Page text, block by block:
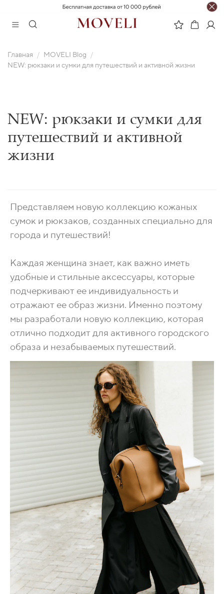
Главная
MOVELI Blog
NEW: рюкзаки и сумки для путешествий и активной жизни
NEW: рюкзаки и сумки для
путешествий и активной
жизни
Представляем новую коллекцию кожаных
сумок и рюкзаков, созданных специально для
города и путешествий!
Каждая женщина знает, как важно иметь
удобные и стильные аксессуары, которые
подчеркивают ее индивидуальность и
отражают ее образ жизни. Именно поэтому
мы разработали новую коллекцию, которая
отлично подходит для активного городского
образа и незабываемых путешествий.